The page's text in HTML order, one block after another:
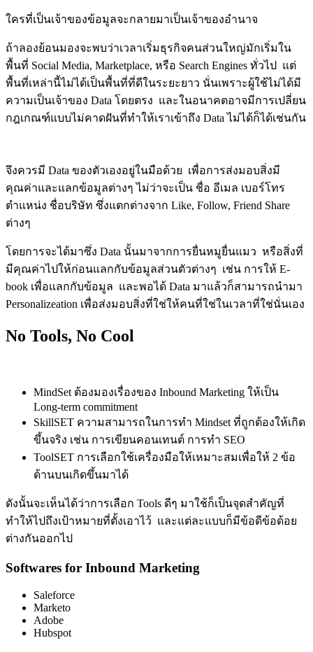
ใครที่เป็นเจ้าของข้อมูลจะกลายมาเป็นเจ้าของอำนาจ
ถ้าลองย้อนมองจะพบว่าเวลาเริ่มธุรกิจคนส่วนใหญ่มักเริ่มใน
พื้นที่ Social Media, Marketplace, หรือ Search Engines ทั่วไป แต่
พื้นที่เหล่านี้ไม่ได้เป็นพื้นที่ที่ดีในระยะยาว นั่นเพราะผู้ใช้ไม่ได้มี
ความเป็นเจ้าของ Data โดยตรง และในอนาคตอาจมีการเปลี่ยน
กฎเกณฑ์แบบไม่คาดฝันที่ทำให้เราเข้าถึง Data ไม่ได้ก็ได้เช่นกัน
จึงควรมี Data ของตัวเองอยู่ในมือด้วย เพื่อการส่งมอบสิ่งมี
คุณค่าและแลกข้อมูลต่างๆ ไม่ว่าจะเป็น ชื่อ อีเมล เบอร์โทร
ตำแหน่ง ชื่อบริษัท ซึ่งแตกต่างจาก Like, Follow, Friend Share
ต่างๆ
โดยการจะได้มาซึ่ง Data นั้นมาจากการยื่นหมูยื่นแมว หรือสิ่งที่
มีคุณค่าไปให้ก่อนแลกกับข้อมูลส่วนตัวต่างๆ เช่น การให้ E-
book เพื่อแลกกับข้อมูล และพอได้ Data มาแล้วก็สามารถนำมา
Personalizeation เพื่อส่งมอบสิ่งที่ใช่ให้คนที่ใช่ในเวลาที่ใช่นั่นเอง
No Tools, No Cool
MindSet ต้องมองเรื่องของ Inbound Marketing ให้เป็น
Long-term commitment
SkillSET ความสามารถในการทำ Mindset ที่ถูกต้องให้เกิด
ขึ้นจริง เช่น การเขียนคอนเทนต์ การทำ SEO
ToolSET การเลือกใช้เครื่องมือให้เหมาะสมเพื่อให้ 2 ข้อ
ด้านบนเกิดขึ้นมาได้
ดังนั้นจะเห็นได้ว่าการเลือก Tools ดีๆ มาใช้ก็เป็นจุดสำคัญที่
ทำให้ไปถึงเป้าหมายที่ตั้งเอาไว้ และแต่ละแบบก็มีข้อดีข้อด้อย
ต่างกันออกไป
Softwares for Inbound Marketing
Saleforce
Marketo
Adobe
Hubspot